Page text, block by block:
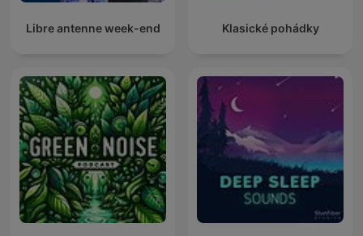
Libre antenne week-end Klasické pohádky